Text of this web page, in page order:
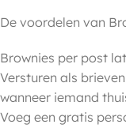
De voordelen van
Brownies per post
Versturen als
wanneer iemand
Voeg een gratis